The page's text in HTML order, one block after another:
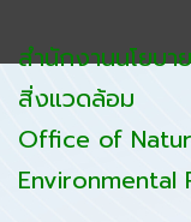
สำนักงานนโยบา
สิ่งแวดล้อม
Office of
Environmental